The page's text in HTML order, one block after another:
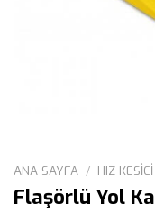
ANA SAYFA / HIZ
Flaşörlü Yol